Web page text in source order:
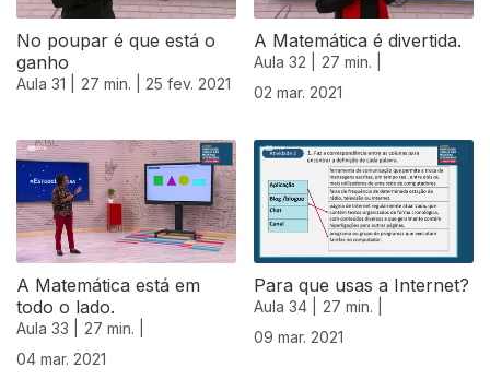
No poupar é que está o
ganho
Aula 31 | 27 min. | 25 fev. 2021
A Matemática é divertida.
Aula 32 |
27 min. |
02 mar. 2021
A Matemática está em
todo o lado.
Aula 33 |
27 min. |
04 mar. 2021
Para que usas a Internet?
Aula 34 |
27 min. |
09 mar. 2021